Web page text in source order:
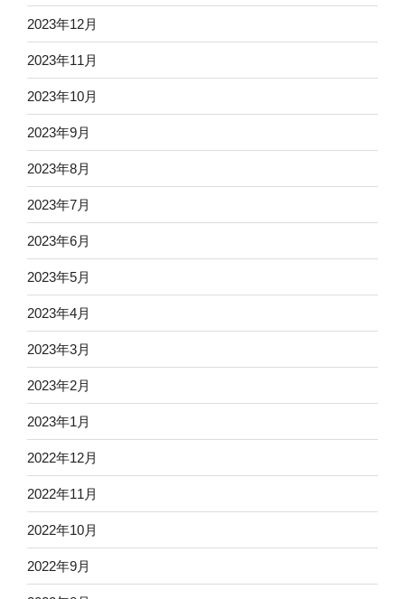
2023年12月
2023年11月
2023年10月
2023年9月
2023年8月
2023年7月
2023年6月
2023年5月
2023年4月
2023年3月
2023年2月
2023年1月
2022年12月
2022年11月
2022年10月
2022年9月